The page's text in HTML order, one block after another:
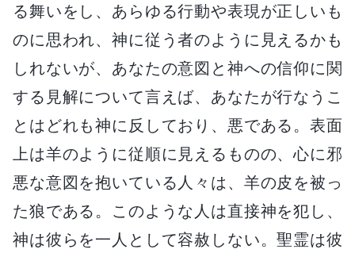
る舞いをし、あらゆる行動や表現が正しいも
のに思われ、神に従う者のように見えるかも
しれないが、あなたの意図と神への信仰に関
する見解について言えば、あなたが行なうこ
とはどれも神に反しており、悪である。表面
上は羊のように従順に見えるものの、心に邪
悪な意図を抱いている人々は、羊の皮を被っ
た狼である。このような人は直接神を犯し、
神は彼らを一人として容赦しない。聖霊は彼